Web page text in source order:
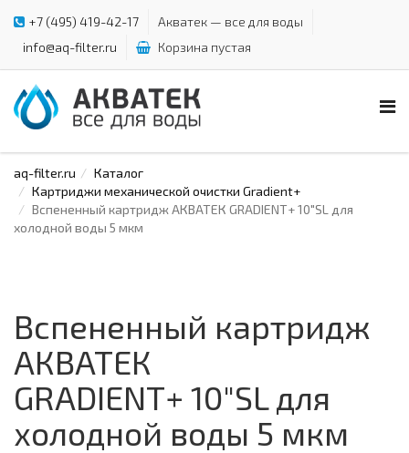
+7 (495) 419-42-17
Акватек — все для воды
info@aq-filter.ru
Корзина пустая
aq-filter.ru
Каталог
Картриджи механической очистки Gradient+
Вспененный картридж АКВАТЕК GRADIENT+ 10"SL для
холодной воды 5 мкм
Вспененный картридж
АКВАТЕК
GRADIENT+ 10"SL для
холодной воды 5 мкм